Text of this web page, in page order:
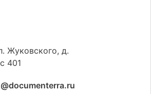
Жуковского, д.
401